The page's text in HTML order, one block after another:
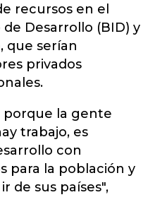
recursos en el
Desarrollo (BID) y
que serían
privados
porque la gente
trabajo, es
con
para la población y
de sus países",